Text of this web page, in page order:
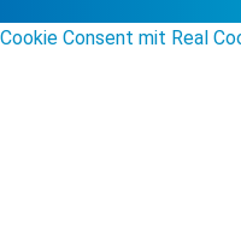
Cookie Consent mit Real